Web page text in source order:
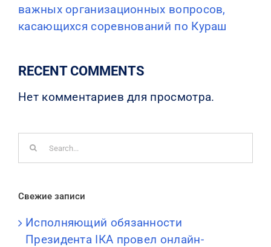
важных организационных вопросов,
касающихся соревнований по Кураш
RECENT COMMENTS
Нет комментариев для просмотра.
Свежие записи
Исполняющий обязанности
Президента IКА провел онлайн-